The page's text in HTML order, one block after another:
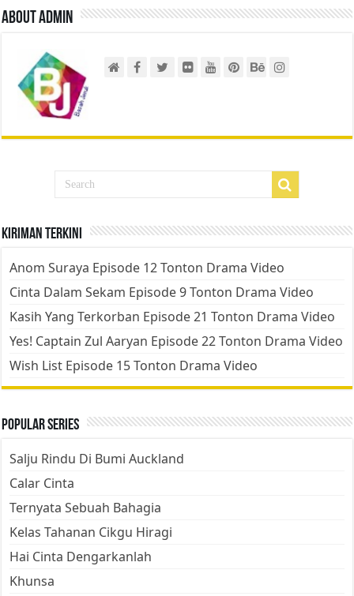
About admin
Kiriman Terkini
Anom Suraya Episode 12 Tonton Drama Video
Cinta Dalam Sekam Episode 9 Tonton Drama Video
Kasih Yang Terkorban Episode 21 Tonton Drama Video
Yes! Captain Zul Aaryan Episode 22 Tonton Drama Video
Wish List Episode 15 Tonton Drama Video
Popular Series
Salju Rindu Di Bumi Auckland
Calar Cinta
Ternyata Sebuah Bahagia
Kelas Tahanan Cikgu Hiragi
Hai Cinta Dengarkanlah
Khunsa